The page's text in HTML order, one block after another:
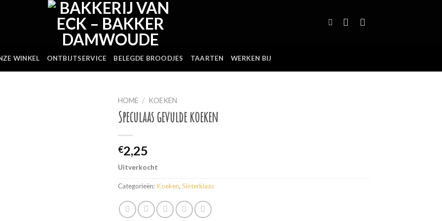
WINKEL ONTBIJTSERVICE BELEGDE BROODJES TAARTEN WERKEN BIJ
HOME / KOEKEN
Speculaas gevulde koeken
€2,25
Uitverkocht
Categorieën: Koeken, Sinterklaas